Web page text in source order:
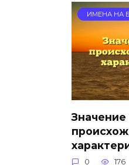
ИМЕНА НА
0 176